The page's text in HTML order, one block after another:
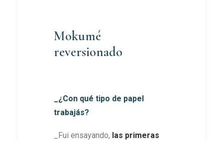
Mokumé
reversionado
_¿Con qué tipo de papel
trabajás?
_Fui ensayando, las primeras